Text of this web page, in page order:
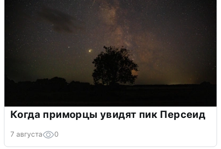
Когда приморцы увидят пик Персеид
7 августа 0